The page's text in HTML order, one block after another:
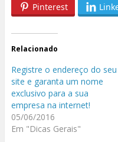
Pinterest
Relacionado
Registre o endereço do seu
site e garanta um nome
exclusivo para a sua
empresa na internet!
05/06/2016
Em "Dicas Gerais"